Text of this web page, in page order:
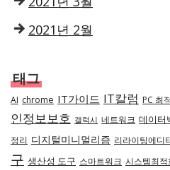
2021년 2월
태그
AI chrome IT가이드 IT칼럼 PC 최
인정보보호 갤럭시 네트워크 데이터
정리 디지털미니멀리즘 리라이팅에디
구 생산성 도구 스마트워크 시스템최적